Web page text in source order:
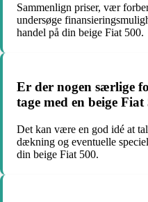
Sammenlign priser, vær
undersøge
handel på din beige Fiat 500.
Er der nogen særlige
tage med en beige Fiat
Det kan være en god idé at
dækning og eventuelle
din beige Fiat 500.